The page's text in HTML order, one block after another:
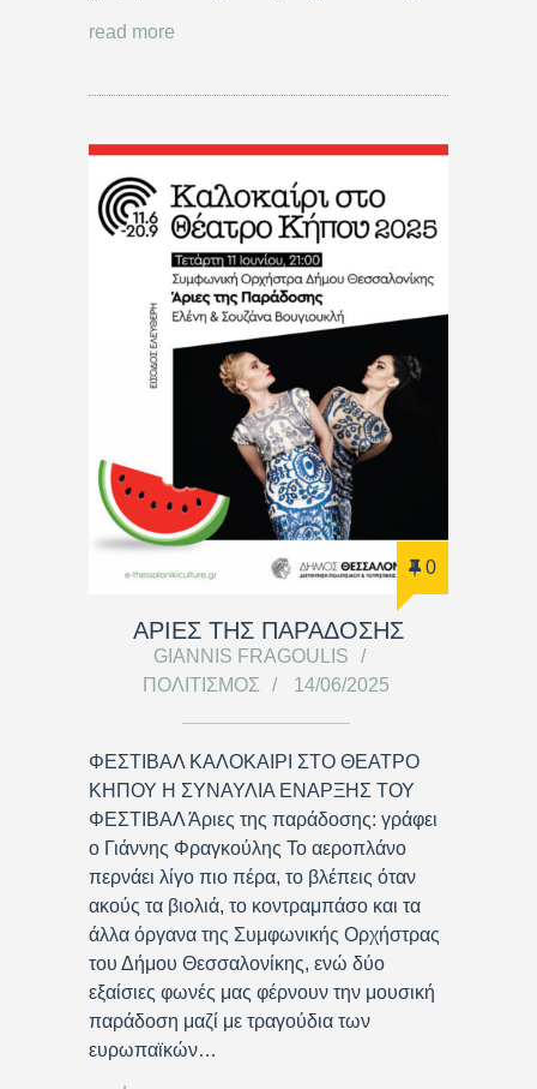
read more
0
ΑΡΙΕΣ ΤΗΣ ΠΑΡΑΔΟΣΗΣ
GIANNIS FRAGOULIS
ΠΟΛΙΤΙΣΜΌΣ
14/06/2025
ΦΕΣΤΙΒΑΛ ΚΑΛΟΚΑΙΡΙ ΣΤΟ ΘΕΑΤΡΟ
ΚΗΠΟΥ Η ΣΥΝΑΥΛΙΑ ΕΝΑΡΞΗΣ ΤΟΥ
ΦΕΣΤΙΒΑΛ Άριες της παράδοσης: γράφει
ο Γιάννης Φραγκούλης Το αεροπλάνο
περνάει λίγο πιο πέρα, το βλέπεις όταν
ακούς τα βιολιά, το κοντραμπάσο και τα
άλλα όργανα της Συμφωνικής Ορχήστρας
του Δήμου Θεσσαλονίκης, ενώ δύο
εξαίσιες φωνές μας φέρνουν την μουσική
παράδοση μαζί με τραγούδια των
ευρωπαϊκών…